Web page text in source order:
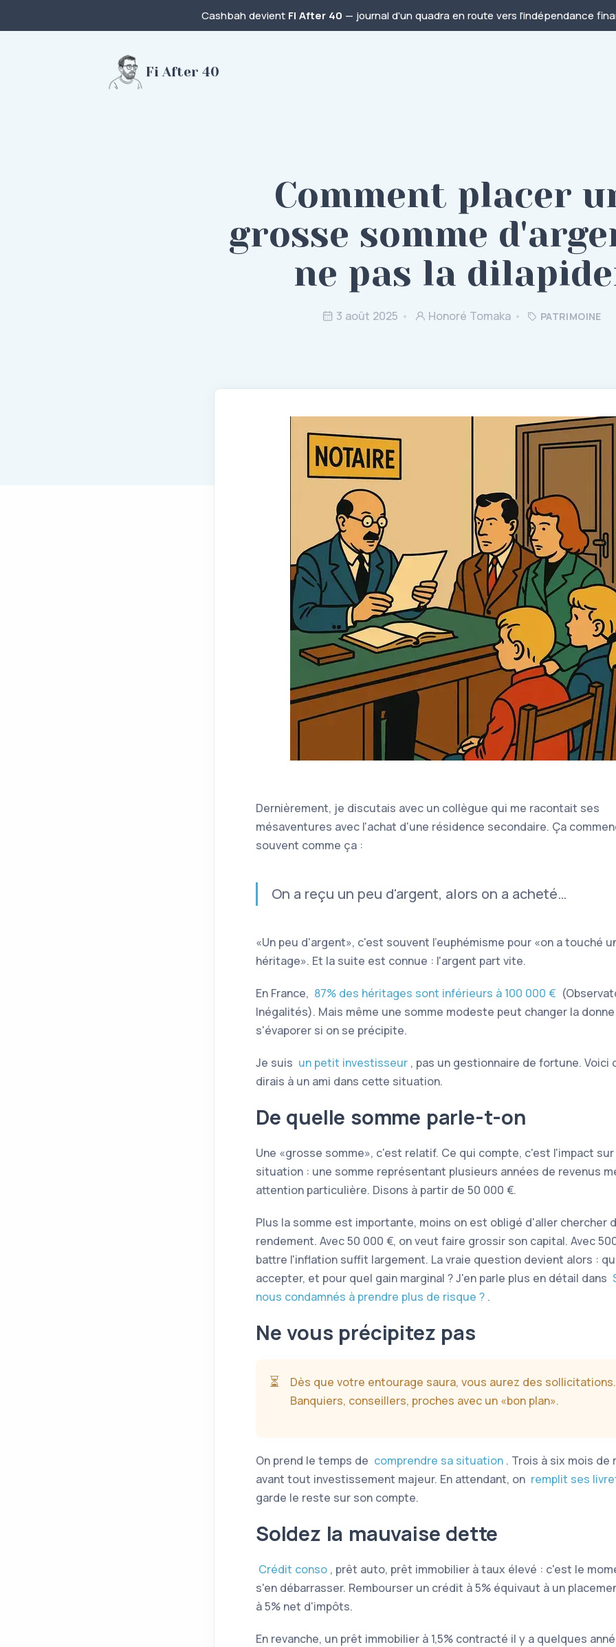
Cashbah devient FI After 40 — journal d'un quadra en route vers l'indépendance
Fi After 40
Comment placer
grosse somme
ne pas la
3 août 2025 Honoré Tomaka PATRIMOINE
Dernièrement, je discutais avec un collègue qui me racontait ses
mésaventures avec l'achat d'une résidence secondaire. Ça
souvent comme ça :
On a reçu un peu d'argent, alors on a acheté…
Un peu d'argent , c'est souvent l'euphémisme pour
on a touché
héritage . Et la suite est connue : l'argent part vite.
En France, 87% des héritages sont inférieurs à 100 000 €
Inégalités). Mais même une somme modeste peut changer la
s'évaporer si on se précipite.
Je suis un petit investisseur , pas un gestionnaire de fortune. Voici
dirais à un ami dans cette situation.
De quelle somme parle-t-on
Une grosse somme , c'est relatif. Ce qui compte, c'est l'impact
situation : une somme représentant plusieurs années de revenus
attention particulière. Disons à partir de 50 000 €.
Plus la somme est importante, moins on est obligé d'aller chercher
rendement. Avec 50 000 €, on veut faire grossir son capital. Avec
battre l'inflation suffit largement. La vraie question devient alors :
accepter, et pour quel gain marginal ? J'en parle plus en détail dans
nous condamnés à prendre plus de risque ? .
Ne vous précipitez pas
⏳
Dès que votre entourage saura, vous aurez des sollicitations.
Banquiers, conseillers, proches avec un
bon plan .
On prend le temps de comprendre sa situation . Trois à six mois de
avant tout investissement majeur. En attendant, on remplit ses
garde le reste sur son compte.
Soldez la mauvaise dette
Crédit conso , prêt auto, prêt immobilier à taux élevé : c'est le
s'en débarrasser. Rembourser un crédit à 5% équivaut à un
à 5% net d'impôts.
En revanche, un prêt immobilier à 1,5% contracté il y a quelques